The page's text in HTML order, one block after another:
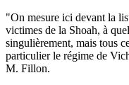
"On mesure ici devant la
victimes de la Shoah, à
singulièrement, mais tous
particulier le régime de
M. Fillon.